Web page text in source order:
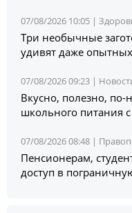
07/08/2026 10:05 |
Три необычные
удивят даже
07/08/2026 09:23 |
Вкусно, полезно,
школьного питания с
07/08/2026 08:48 |
Пенсионерам,
доступ в